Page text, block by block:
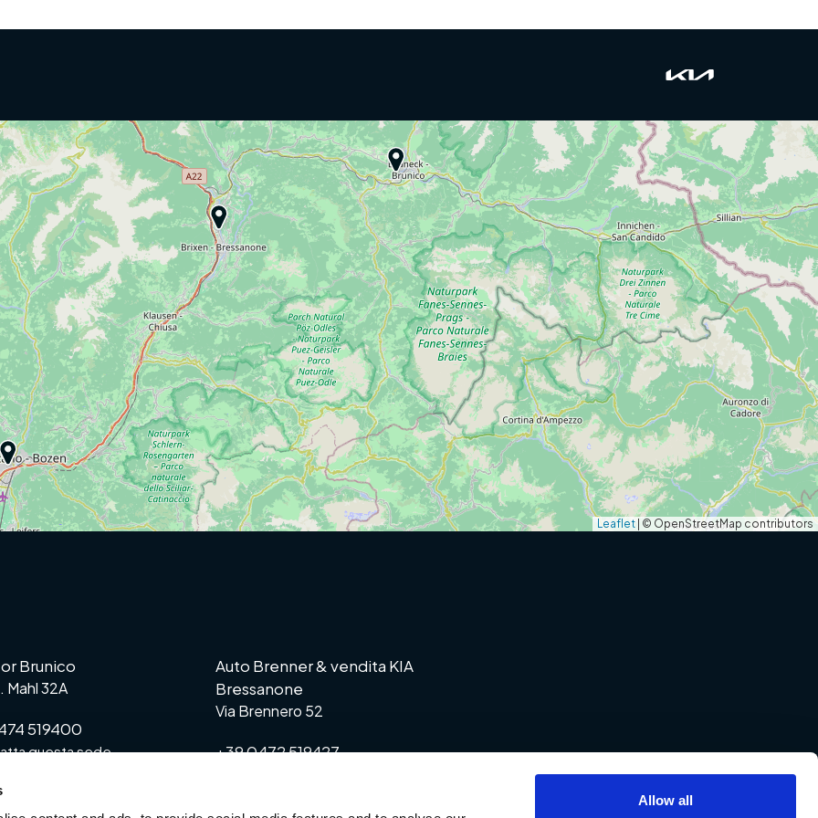
Allow all
Leaflet | © OpenStreetMap contributors
Brunico
Mahl 32A
519400
questa sede
Auto Brenner & vendita KIA
Bressanone
Via Brennero 52
+39 0472 519427